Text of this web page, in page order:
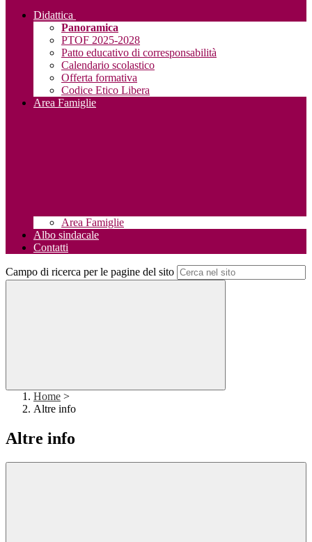
Didattica
Panoramica
PTOF 2025-2028
Patto educativo di corresponsabilità
Calendario scolastico
Offerta formativa
Codice Etico Libera
Area Famiglie
Area Famiglie
Albo sindacale
Contatti
Campo di ricerca per le pagine del sito
Home >
Altre info
Altre info